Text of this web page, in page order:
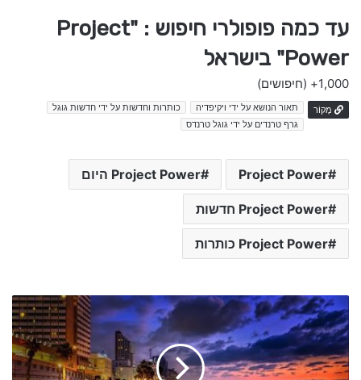
עד כמה פופולרי חיפוש : "Project
Power" בישראל
1,000+ (חיפושים)
מָקוֹר תאור הנושא על ידי ויקיפדיה
כותרות וחדשות על ידי חדשות גוגל
גרף טרנדים על ידי גוגל טרנדס
Project Power Project Power היום
Project Power חדשות
Project Power כותרות
r
a
v
e